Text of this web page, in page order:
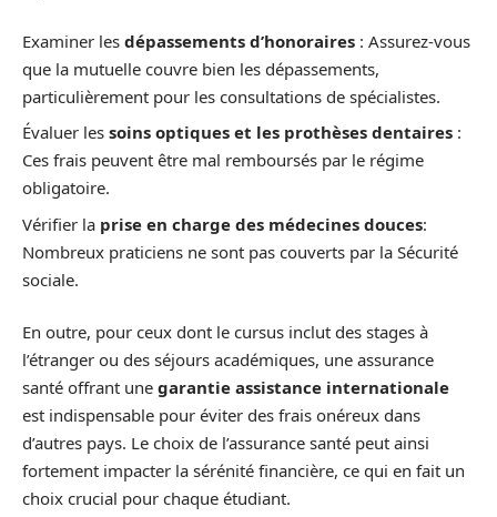
Examiner les dépassements d’honoraires : Assurez-vous
que la mutuelle couvre bien les dépassements,
particulièrement pour les consultations de spécialistes.
Évaluer les soins optiques et les prothèses dentaires :
Ces frais peuvent être mal remboursés par le régime
obligatoire.
Vérifier la prise en charge des médecines douces:
Nombreux praticiens ne sont pas couverts par la Sécurité
sociale.
En outre, pour ceux dont le cursus inclut des stages à
l’étranger ou des séjours académiques, une assurance
santé offrant une garantie assistance internationale
est indispensable pour éviter des frais onéreux dans
d’autres pays. Le choix de l’assurance santé peut ainsi
fortement impacter la sérénité financière, ce qui en fait un
choix crucial pour chaque étudiant.